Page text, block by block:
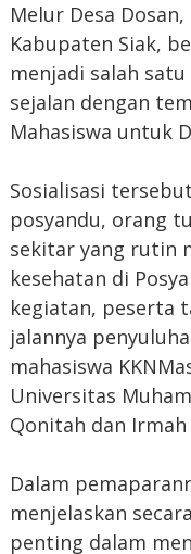
Melur Desa
Kabupaten Siak,
menjadi salah
sejalan dengan
Mahasiswa untuk
Sosialisasi
posyandu, orang
sekitar yang rutin
kesehatan di
kegiatan, peserta
jalannya
mahasiswa
Universitas
Qonitah dan Irmah
Dalam
menjelaskan
penting dalam